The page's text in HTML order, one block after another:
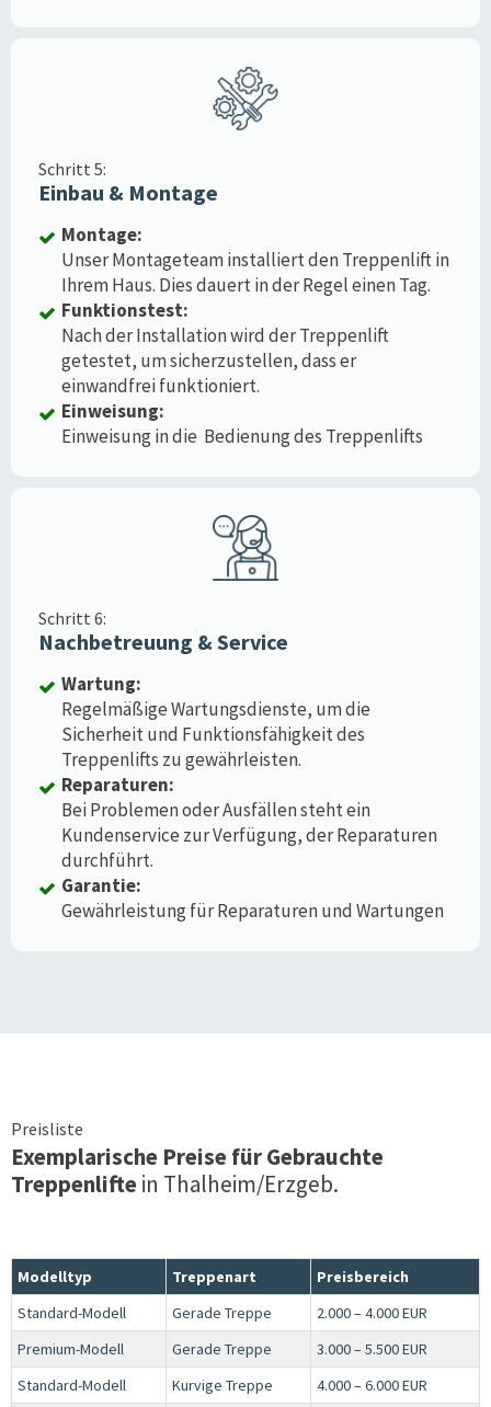
Schritt 5:
Einbau & Montage
Montage:
Unser Montageteam installiert den Treppenlift in
Ihrem Haus. Dies dauert in der Regel einen Tag.
Funktionstest:
Nach der Installation wird der Treppenlift
getestet, um sicherzustellen, dass er
einwandfrei funktioniert.
Einweisung:
Einweisung in die Bedienung des Treppenlifts
Schritt 6:
Nachbetreuung & Service
Wartung:
Regelmäßige Wartungsdienste, um die
Sicherheit und Funktionsfähigkeit des
Treppenlifts zu gewährleisten.
Reparaturen:
Bei Problemen oder Ausfällen steht ein
Kundenservice zur Verfügung, der Reparaturen
durchführt.
Garantie:
Gewährleistung für Reparaturen und Wartungen
Preisliste
Exemplarische Preise für Gebrauchte
Treppenliftein Thalheim/Erzgeb.
Modelltyp Treppenart
Preisbereich
Standard-Modell
Gerade Treppe
2.000 – 4.000 EUR
Premium-Modell
Gerade Treppe
3.000 – 5.500 EUR
Standard-Modell
Kurvige Treppe
4.000 – 6.000 EUR